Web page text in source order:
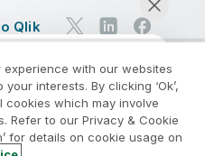
Qlik
положения
Товарные знаки
with our websites
interests. By clicking ‘Ok’,
which may involve
Refer to our Privacy & Cookie
for details on cookie usage on